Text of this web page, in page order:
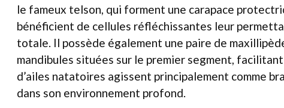
le fameux telson, qui forment une carapace
bénéficient de cellules réfléchissantes leur
totale. Il possède également une paire de
mandibules situées sur le premier segment,
d’ailes natatoires agissent principalement comme
dans son environnement profond.